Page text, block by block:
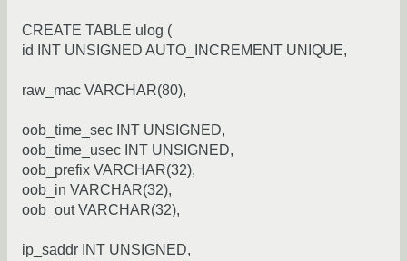
CREATE TABLE ulog (
id INT UNSIGNED AUTO_INCREMENT UNIQUE,
raw_mac VARCHAR(80),
oob_time_sec INT UNSIGNED,
oob_time_usec INT UNSIGNED,
oob_prefix VARCHAR(32),
oob_in VARCHAR(32),
oob_out VARCHAR(32),
ip_saddr INT UNSIGNED,